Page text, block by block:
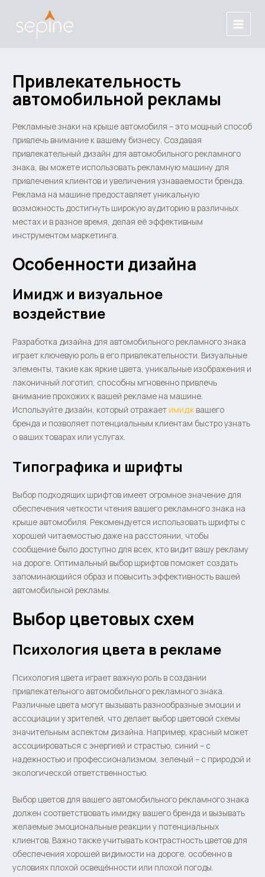
content
Main
Menu
Привлекательность
автомобильной рекламы
Рекламные знаки на крыше автомобиля – это мощный способ
привлечь внимание к вашему бизнесу. Создавая
привлекательный дизайн для автомобильного рекламного
знака, вы можете использовать рекламную машину для
привлечения клиентов и увеличения узнаваемости бренда.
Реклама на машине предоставляет уникальную
возможность достигнуть широкую аудиторию в различных
местах и в разное время, делая её эффективным
инструментом маркетинга.
Особенности дизайна
Имидж и визуальное
воздействие
Разработка дизайна для автомобильного рекламного знака
играет ключевую роль в его привлекательности. Визуальные
элементы, такие как яркие цвета, уникальные изображения и
лаконичный логотип, способны мгновенно привлечь
внимание прохожих к вашей рекламе на машине.
Используйте дизайн, который отражаетимидж вашего
бренда и позволяет потенциальным клиентам быстро узнать
о ваших товарах или услугах.
Типографика и шрифты
Выбор подходящих шрифтов имеет огромное значение для
обеспечения четкости чтения вашего рекламного знака на
крыше автомобиля. Рекомендуется использовать шрифты с
хорошей читаемостью даже на расстоянии, чтобы
сообщение было доступно для всех, кто видит вашу рекламу
на дороге. Оптимальный выбор шрифтов поможет создать
запоминающийся образ и повысить эффективность вашей
автомобильной рекламы.
Выбор цветовых схем
Психология цвета в рекламе
Психология цвета играет важную роль в создании
привлекательного автомобильного рекламного знака.
Различные цвета могут вызывать разнообразные эмоции и
ассоциации у зрителей, что делает выбор цветовой схемы
значительным аспектом дизайна. Например, красный может
ассоциироваться с энергией и страстью, синий – с
надежностью и профессионализмом, зеленый – с природой и
экологической ответственностью.
Выбор цветов для вашего автомобильного рекламного знака
должен соответствовать имиджу вашего бренда и вызывать
желаемые эмоциональные реакции у потенциальных
клиентов. Важно также учитывать контрастность цветов для
обеспечения хорошей видимости на дороге, особенно в
условиях плохой освещённости или плохой погоды.
navigation